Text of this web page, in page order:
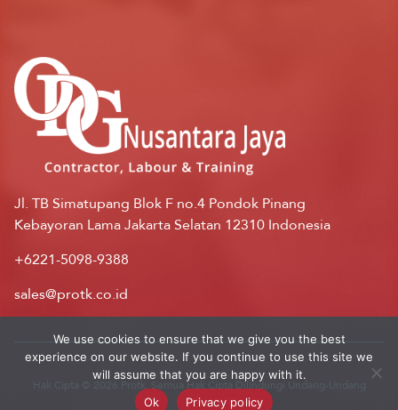
Jl. TB Simatupang Blok F no.4 Pondok Pinang
Kebayoran Lama Jakarta Selatan 12310 Indonesia
+6221-5098-9388
sales@protk.co.id
Hak Cipta © 2026 Protk. Semua Hak Cipta Dilindungi Undang-Undang
We use cookies to ensure that we give you the best
experience on our website. If you continue to use this site we
will assume that you are happy with it.
Ok
Privacy policy